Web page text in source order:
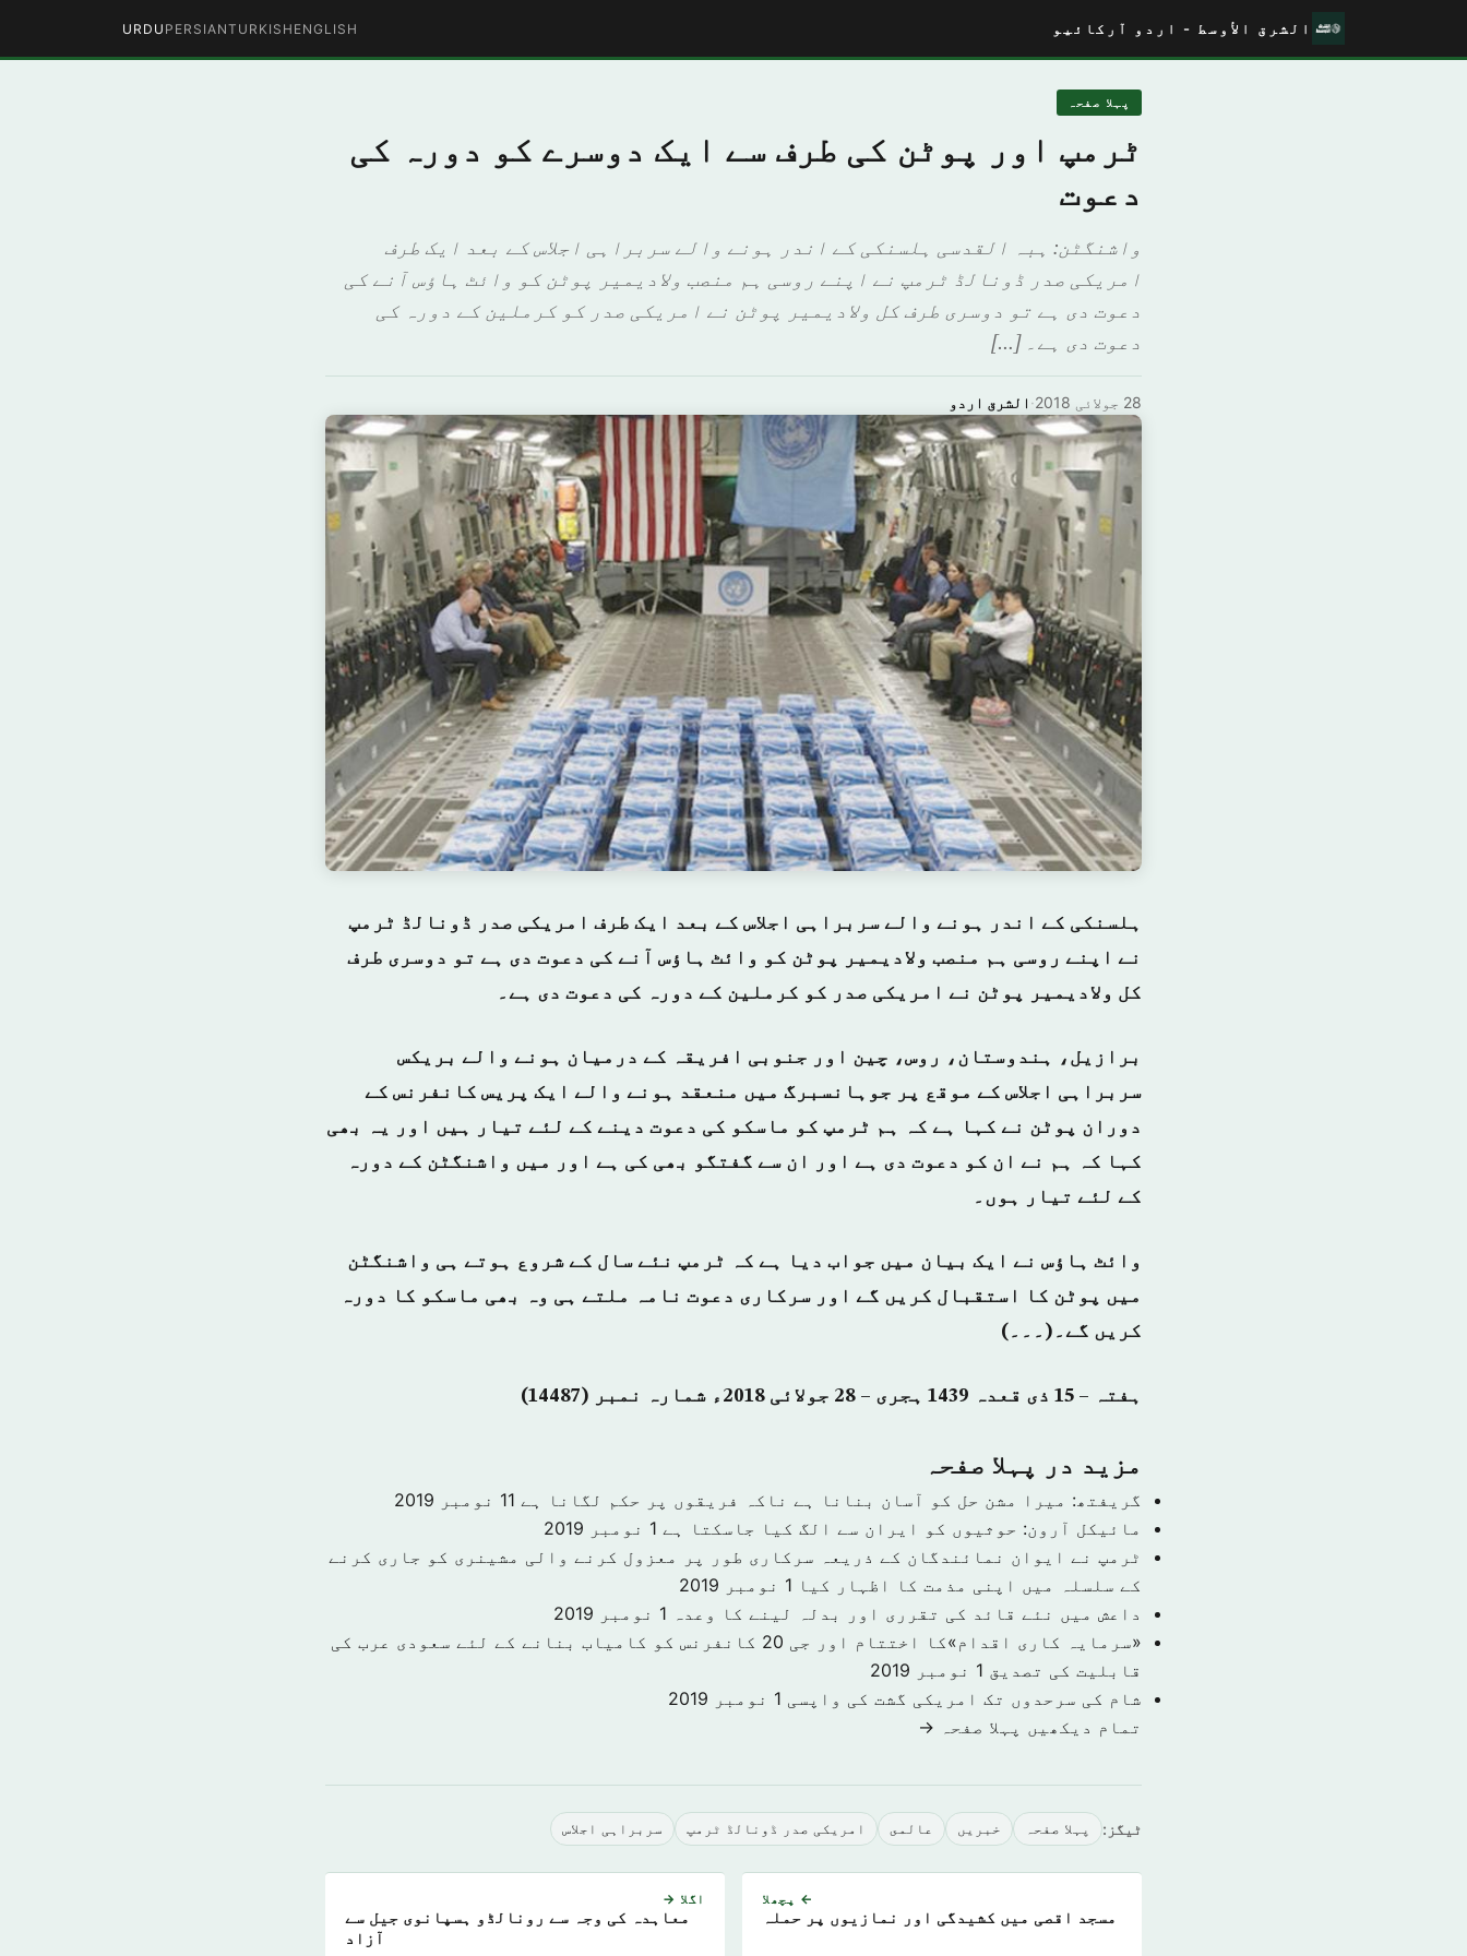
الشرق الأوسط - اردو آرکائیو ENGLISH
TURKISH
PERSIAN
URDU
پہلا صفحہ
ٹرمپ اور پوٹن کی طرف سے ایک دوسرے کو دورہ کی
دعوت
واشنگٹن: ہبہ القدسی ہلسنکی کے اندر ہونے والے سربراہی اجلاس کے بعد ایک طرف
امریکی صدر ڈونالڈ ٹرمپ نے اپنے روسی ہم منصب ولادیمیر پوٹن کو وائٹ ہاؤس آنے کی
دعوت دی ہے تو دوسری طرف کل ولادیمیر پوٹن نے امریکی صدر کو کرملین کے دورہ کی
دعوت دی ہے۔ […]
الشرق اردو · 28 جولائی 2018
ہلسنکی کے اندر ہونے والے سربراہی اجلاس کے بعد ایک طرف امریکی صدر ڈونالڈ ٹرمپ
نے اپنے روسی ہم منصب ولادیمیر پوٹن کو وائٹ ہاؤس آنے کی دعوت دی ہے تو دوسری طرف
کل ولادیمیر پوٹن نے امریکی صدر کو کرملین کے دورہ کی دعوت دی ہے۔
برازیل، ہندوستان، روس، چین اور جنوبی افریقہ کے درمیان ہونے والے بریکس
سربراہی اجلاس کے موقع پر جوہانسبرگ میں منعقد ہونے والے ایک پریس کانفرنس کے
دوران پوٹن نے کہا ہے کہ ہم ٹرمپ کو ماسکو کی دعوت دینے کے لئے تیار ہیں اور یہ بھی
کہا کہ ہم نے ان کو دعوت دی ہے اور ان سے گفتگو بھی کی ہے اور میں واشنگٹن کے دورہ
کے لئے تیار ہوں۔
وائٹ ہاؤس نے ایک بیان میں جواب دیا ہے کہ ٹرمپ نئے سال کے شروع ہوتے ہی واشنگٹن
میں پوٹن کا استقبال کریں گے اور سرکاری دعوت نامہ ملتے ہی وہ بھی ماسکو کا دورہ
کریں گے۔(۔۔۔)
ہفتہ – 15 ذی قعدہ 1439 ہجری – 28 جولائی 2018ء شمارہ نمبر (14487)
مزید در پہلا صفحہ
گریفتھ: میرا مشن حل کو آسان بنانا ہے ناکہ فریقوں پر حکم لگانا ہے 11 نومبر 2019
مائیکل آرون: حوثیوں کو ایران سے الگ کیا جاسکتا ہے 1 نومبر 2019
ٹرمپ نے ایوان نمائندگان کے ذریعہ سرکاری طور پر معزول کرنے والی مشینری کو جاری کرنے
کے سلسلہ میں اپنی مذمت کا اظہار کیا 1 نومبر 2019
داعش میں نئے قائد کی تقرری اور بدلہ لینے کا وعدہ
1 نومبر 2019
«سرمایہ کاری اقدام»کا اختتام اور جی 20 کانفرنس کو کامیاب بنانے کے لئے سعودی عرب کی
قابلیت کی تصدیق 1 نومبر 2019
شام کی سرحدوں تک امریکی گشت کی واپسی 1 نومبر 2019
تمام دیکھیں پہلا صفحہ →
ٹیگز: پہلا صفحہ خبريں عالمى امریکی صدر ڈونالڈ ٹرمپ سربراہی اجلاس
← پچھلا
مسجد اقصی میں کشیدگی اور نمازیوں پر حملہ
اگلا →
معاہدہ کی وجہ سے رونالڈو ہسپانوی جیل سے
آزاد